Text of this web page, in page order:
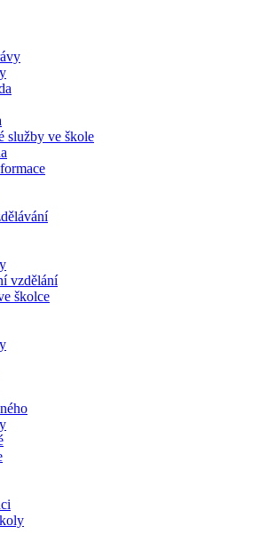
služby ve škole
vzdělání
školce